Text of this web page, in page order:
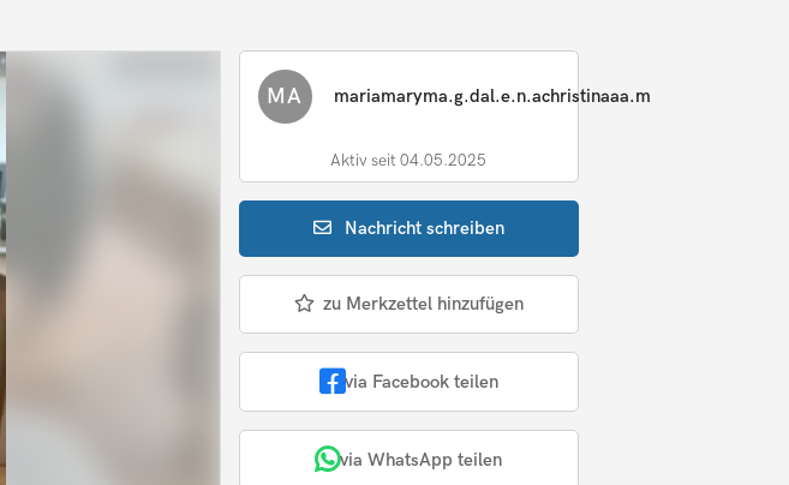
MA mariamaryma.g.dal.e.n.achristinaaa.m
Aktiv seit 04.05.2025
Nachrichtschreiben
zu Merkzettel hinzufügen
via Facebook teilen
via WhatsApp teilen